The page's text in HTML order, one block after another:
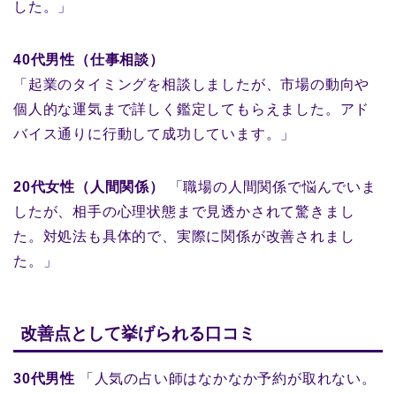
した。」
40代男性（仕事相談）
「起業のタイミングを相談しましたが、市場の動向や
個人的な運気まで詳しく鑑定してもらえました。アド
バイス通りに行動して成功しています。」
20代女性（人間関係）
「職場の人間関係で悩んでいま
したが、相手の心理状態まで見透かされて驚きまし
た。対処法も具体的で、実際に関係が改善されまし
た。」
改善点として挙げられる口コミ
30代男性 「人気の占い師はなかなか予約が取れない。